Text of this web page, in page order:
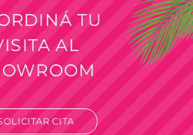
TU
AL
CITA